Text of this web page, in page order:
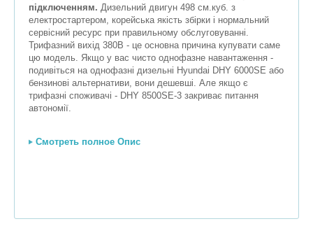
підключенням. Дизельний двигун 498 см.куб. з
електростартером, корейська якість збірки і нормальний
сервісний ресурс при правильному обслуговуванні.
Трифазний вихід 380В - це основна причина купувати саме
цю модель. Якщо у вас чисто однофазне навантаження -
подивіться на однофазні дизельні Hyundai DHY 6000SE або
бензинові альтернативи, вони дешевші. Але якщо є
трифазні споживачі - DHY 8500SE-3 закриває питання
автономії.
Смотреть полное Опис